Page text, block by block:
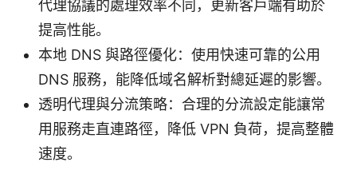
代理協議的處理效率不同，更新客戶端有助於
提高性能。
本地 DNS 與路徑優化：使用快速可靠的公用
DNS 服務，能降低域名解析對總延遲的影響。
透明代理與分流策略：合理的分流設定能讓常
用服務走直連路徑，降低 VPN 負荷，提高整體
速度。